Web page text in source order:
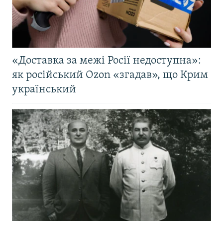
«Доставка за межі Росії недоступна»:
як російський Ozon «згадав», що Крим
український